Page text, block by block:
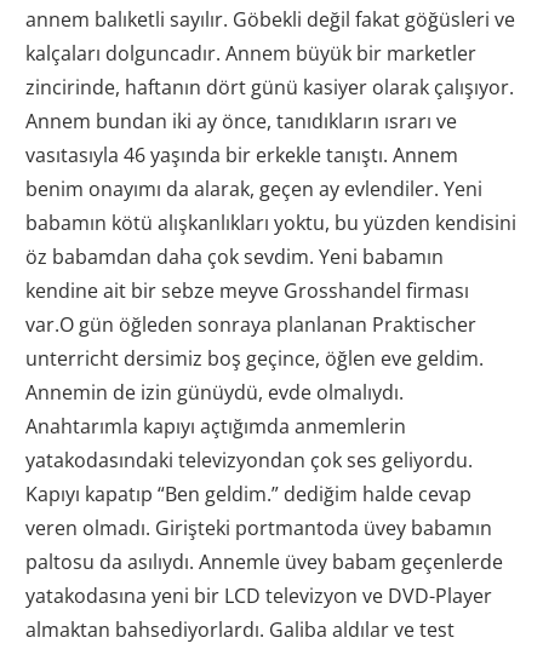
annem balıketli sayılır. Göbekli değil fakat göğüsleri ve
kalçaları dolguncadır. Annem büyük bir marketler
zincirinde, haftanın dört günü kasiyer olarak çalışıyor.
Annem bundan iki ay önce, tanıdıkların ısrarı ve
vasıtasıyla 46 yaşında bir erkekle tanıştı. Annem
benim onayımı da alarak, geçen ay evlendiler. Yeni
babamın kötü alışkanlıkları yoktu, bu yüzden kendisini
öz babamdan daha çok sevdim. Yeni babamın
kendine ait bir sebze meyve Grosshandel firması
var.O gün öğleden sonraya planlanan Praktischer
unterricht dersimiz boş geçince, öğlen eve geldim.
Annemin de izin günüydü, evde olmalıydı.
Anahtarımla kapıyı açtığımda anmemlerin
yatakodasındaki televizyondan çok ses geliyordu.
Kapıyı kapatıp “Ben geldim.” dediğim halde cevap
veren olmadı. Girişteki portmantoda üvey babamın
paltosu da asılıydı. Annemle üvey babam geçenlerde
yatakodasına yeni bir LCD televizyon ve DVD-Player
almaktan bahsediyorlardı. Galiba aldılar ve test